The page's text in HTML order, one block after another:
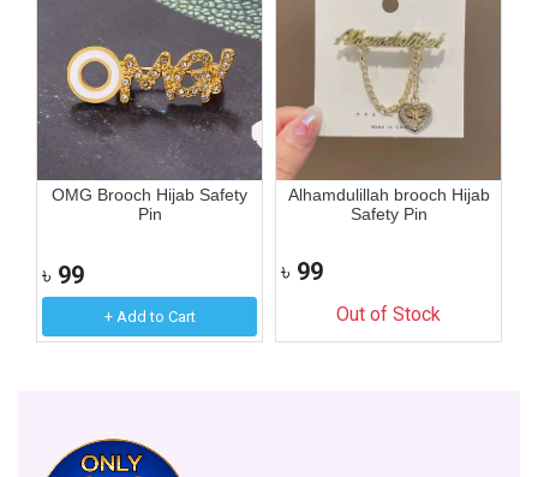
OMG Brooch Hijab Safety
Pin
৳ 99
+ Add to Cart
Alhamdulillah brooch Hijab
Safety Pin
৳ 99
Out of Stock